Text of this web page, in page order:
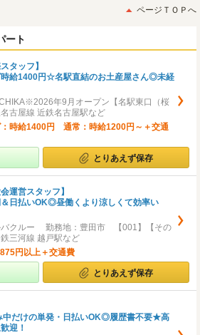
後
ページＴＯＰへ
ート
タッフ】
時給1400円☆名駅直結のお土産屋さん◎未経
年9月オープン【名駅東口（桜
古屋線 近鉄名古屋駅など
：時給1400円 通常：時給1200円～＋交通
とりあえず保存
運営スタッフ】
日払いOK◎昼働くより涼しくて効率い
バクルー 勤務地：豊田市 【001】【その
三河線 越戸駅など
円以上＋交通費
とりあえず保存
中だけの単発・日払いOK◎履歴書不要★高
迎！